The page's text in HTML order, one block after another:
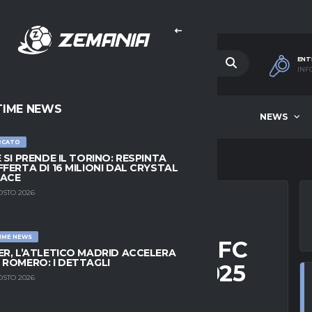
NEWS
NEWS
SI PRENDE IL TORINO: RESPINTA
DI 16 MILIONI DAL CRYSTAL
2026
NEWS
L’ATLETICO MADRID ACCELERA
ROMERO: I DETTAGLI
2026
LEVERKUSEN VS FC
| 13 DICEMBRE 2025